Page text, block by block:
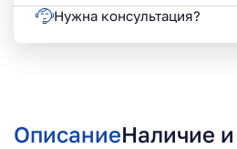
Нужна консультация?
ОписаниеНаличие